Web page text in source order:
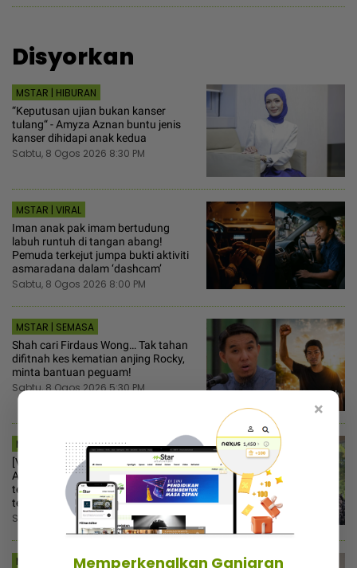
Disyorkan
MSTAR | HIBURAN
“Keputusan ujian bukan kanser
tulang“ - Amyza Aznan buntu jenis
kanser dihidapi anak kedua
Sabtu, 8 Ogos 2026 8:30 PM
MSTAR | VIRAL
Iman anak pak imam bertudung
labuh runtuh di tangan abang!
Pemuda terkejut jumpa bukti aktiviti
asmaradana dalam ‘dashcam’
Sabtu, 8 Ogos 2026 8:00 PM
MSTAR | SEMASA
Shah cari Firdaus Wong… Tak tahan
difitnah kes kematian anjing Rocky,
minta bantuan peguam!
Sabtu, 8 Ogos 2026 5:30 PM
MSTAR | HIBURAN
[V] “Datuk M. Nasir hanya bergurau“ -
Aliff Aziz ulas gelaran aktor kedua
terkacak, rezeki pertama kali buat
teater
Sabtu, 8 Ogos 2026 3:30 PM
MSTAR | HIBURAN
×
Memperkenalkan Ganjaran